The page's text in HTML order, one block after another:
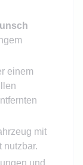
einem
mit
nutzbar.
und